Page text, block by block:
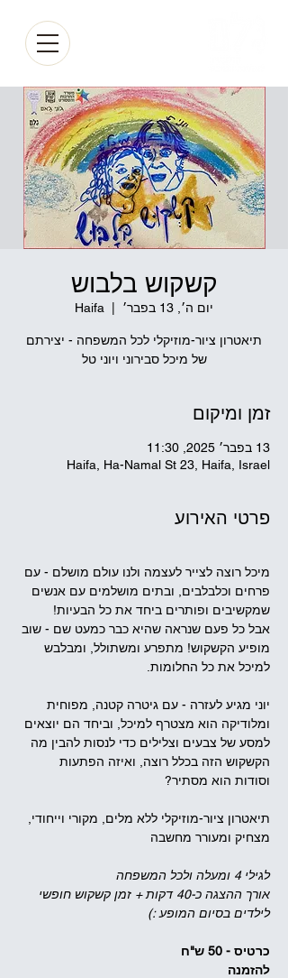
קשקוש בלבוש
יום ה׳, 13 בפבר׳ Haifa
תיאטרון ציור-מוזיקלי לכל המשפחה - יצירתם
של מיכל סבירוני ויוני טל
זמן ומיקום
13 בפבר׳ 2025, 11:30
Haifa, Ha-Namal St 23, Haifa, Israel
פרטי האירוע
מיכל רוצה לצייר לעצמה ולנו עולם מושלם - עם
פרחים וכלבלבים, ובתים מושלמים עם אנשים
שמקשיבים ופותרים ביחד את כל הבעיות!
אבל כל פעם שנראה שהיא כבר כמעט שם - שוב
מופיע הקשקוש! מתפרע ומשתולל, ומבלבש
למיכל את כל החלומות.
יוני מגיע לעזרה - עם גיטרה קטנה, מפוחית
ומלודיקה הוא מצטרף למיכל, וביחד הם יוצאים
למסע של צבעים וצלילים כדי לנסות להבין מה
הקשקוש הזה בכלל רוצה, ואיזה הפתעות
וסודות הוא מסתיר?
תיאטרון ציור-מוזיקלי ללא מלים, מקורי וייחודי,
מצחיק ומעורר מחשבה
לגילי 4 ומעלה ולכל המשפחה
אורך ההצגה כ-40 דקות + זמן קשקוש חופשי
לילדים בסיום המופע :)
כרטיס - 50 ש"ח
להזמנה